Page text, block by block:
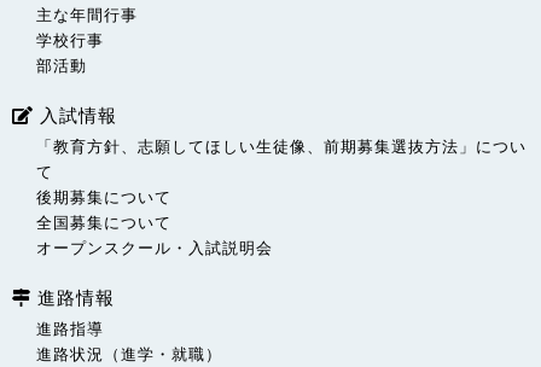
主な年間行事
学校行事
部活動
入試情報
「教育方針、志願してほしい生徒像、前期募集選抜方法」につい
て
後期募集について
全国募集について
オープンスクール・入試説明会
進路情報
進路指導
進路状況（進学・就職）